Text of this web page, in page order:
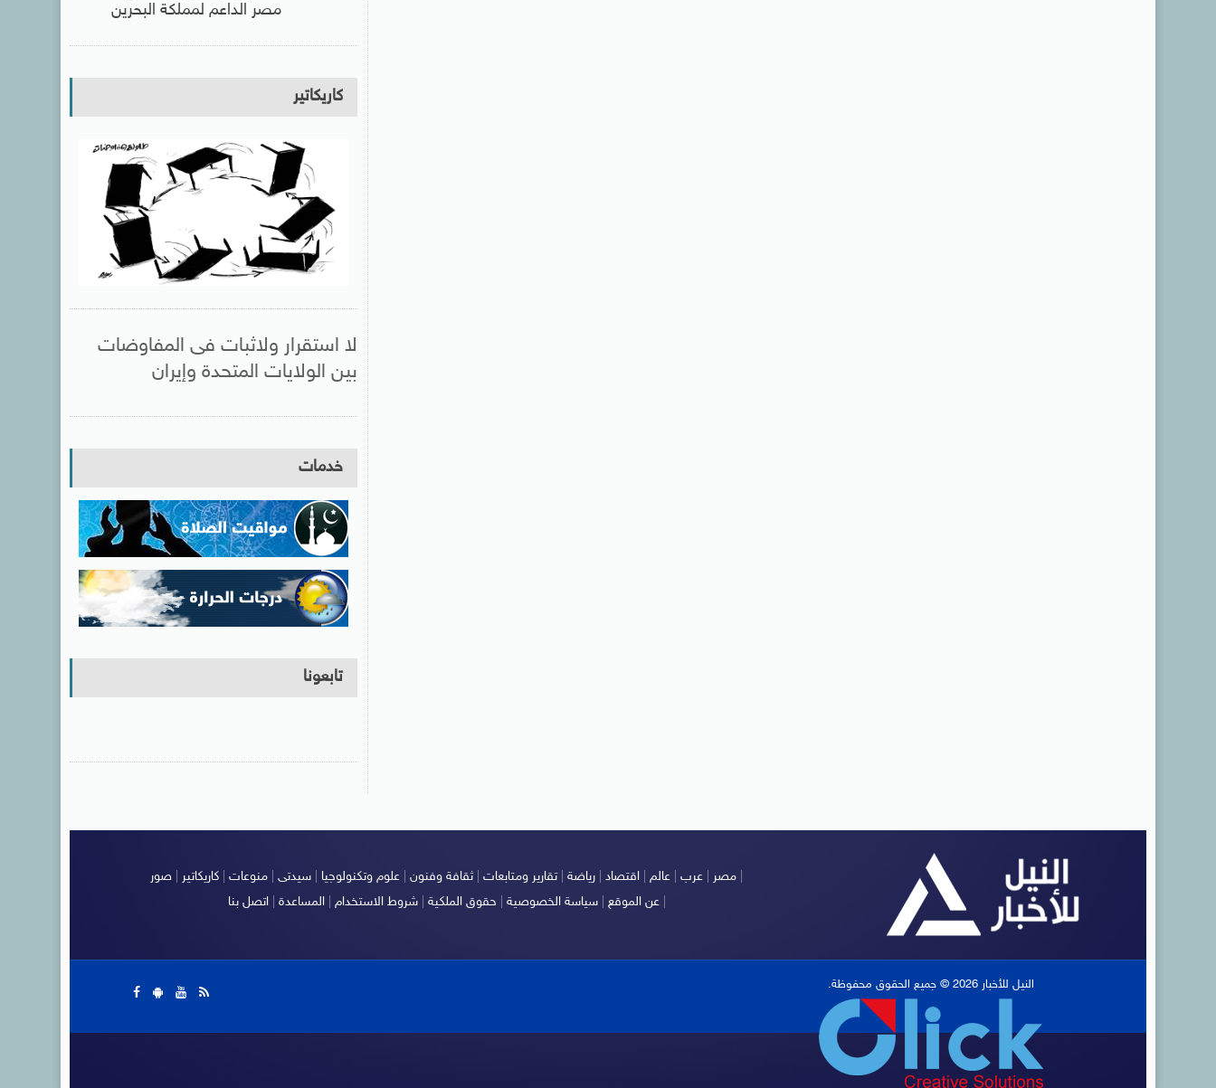
مصر الداعم لمملكة البحرين
كاريكاتير
لا استقرار ولاثبات فى المفاوضات
بين الولايات المتحدة وإيران
خدمات
تابعونا
مصر عرب عالم اقتصاد رياضة |تقارير ومتابعات |ثقافة وفنون علوم وتكنولوجيا سيدتى منوعات كاريكاتير صور
عن الموقع |سياسة الخصوصية حقوق الملكية |شروط الاستخدام |المساعدة |اتصل بنا |
النيل للأخبار 2026 © جميع الحقوق محفوظة.